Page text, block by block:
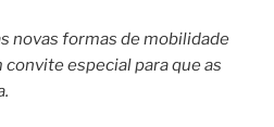
novas formas de mobilidade
especial para que as